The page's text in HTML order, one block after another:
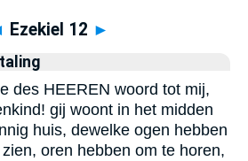
Ezekiel 12 ►
des HEEREN woord tot mij,
gij woont in het midden
huis, dewelke ogen hebben
oren hebben om te horen,